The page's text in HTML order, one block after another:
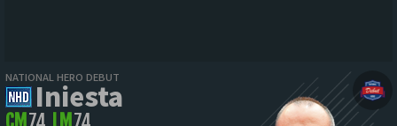
NATIONAL HERO DEBUT
Iniesta
CM 74 LM 74